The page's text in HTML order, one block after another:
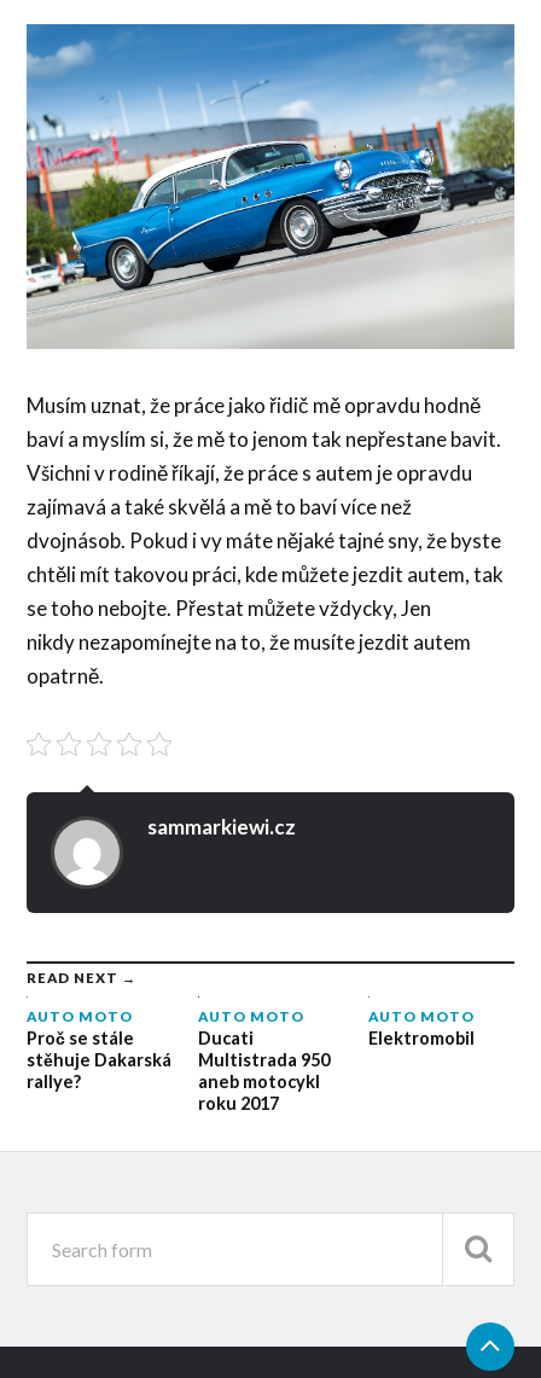
Musím uznat, že práce jako řidič mě opravdu hodně
baví a myslím si, že mě to jenom tak nepřestane bavit.
Všichni v rodině říkají, že práce s autem je opravdu
zajímavá a také skvělá a mě to baví více než
dvojnásob. Pokud i vy máte nějaké tajné sny, že byste
chtěli mít takovou práci, kde můžete jezdit autem, tak
se toho nebojte. Přestat můžete vždycky, Jen
nikdy nezapomínejte na to, že musíte jezdit autem
opatrně.
sammarkiewi.cz
READ NEXT →
AUTO MOTO
Proč se stále
stěhuje Dakarská
rallye?
AUTO MOTO
Ducati
Multistrada 950
aneb motocykl
roku 2017
AUTO MOTO
Elektromobil